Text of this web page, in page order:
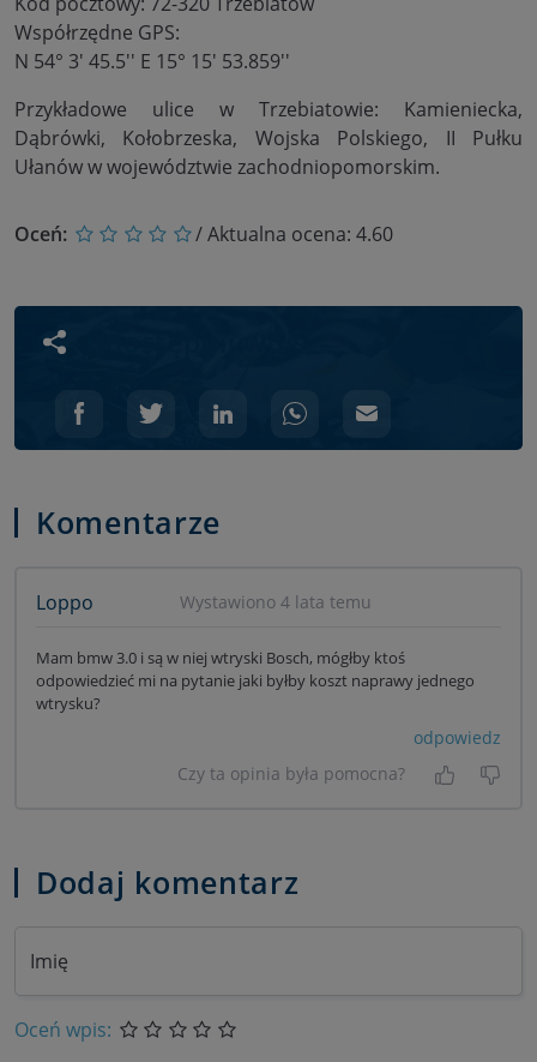
Współrzędne GPS:
N 54° 3' 45.5'' E 15° 15' 53.859''
Przykładowe ulice w Trzebiatowie: Kamieniecka,
Dąbrówki, Kołobrzeska, Wojska Polskiego, II Pułku
Ułanów w województwie zachodniopomorskim.
Oceń: / Aktualna ocena: 4.60
Komentarze
Loppo Wystawiono 4 lata temu
Mam bmw 3.0 i są w niej wtryski Bosch, mógłby ktoś
odpowiedzieć mi na pytanie jaki byłby koszt naprawy jednego
wtrysku?
odpowiedz
Czy ta opinia była pomocna?
Tak, była
Nie
Dodaj komentarz
Imię
Oceń wpis: